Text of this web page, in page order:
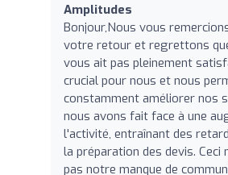
Amplitudes
Bonjour,Nous vous
votre retour et regrettons
vous ait pas pleinement
crucial pour nous et nous
constamment améliorer nos
nous avons fait face à une
l'activité, entraînant des
la préparation des devis. Ceci
pas notre manque de